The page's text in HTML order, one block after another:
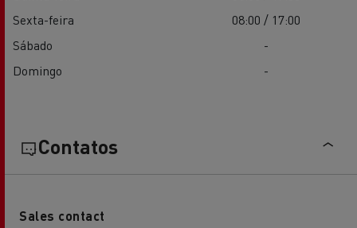
Sexta-feira
08:00 / 17:00
Sábado
-
Domingo
-
Contatos
Sales contact